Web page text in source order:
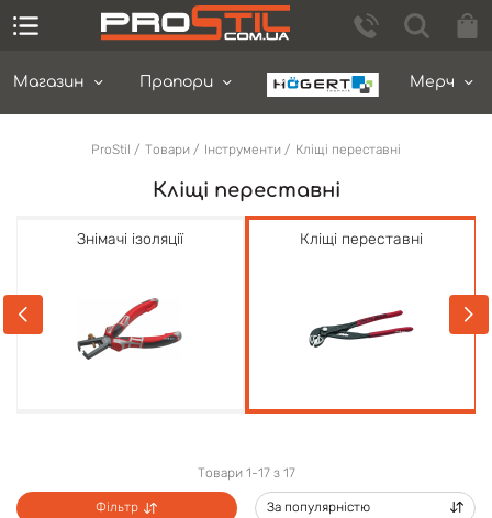
Магазин Прапори Мерч
ProStil Товари Інструменти Кліщі переставні
Кліщі переставні
Знімачі ізоляції Кліщі переставні
Товари 1-17 з 17
Фільтр За популярністю